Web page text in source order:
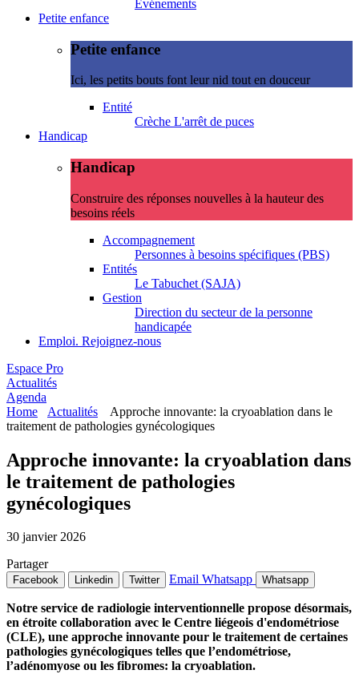
Evénements
Petite enfance
Petite enfance
Ici, les petits bouts font leur nid tout en douceur
Entité
Crèche L'arrêt de puces
Handicap
Handicap
Construire des réponses nouvelles à la hauteur des
besoins réels
Accompagnement
Personnes à besoins spécifiques (PBS)
Entités
Le Tabuchet (SAJA)
Gestion
Direction du secteur de la personne
handicapée
Emploi. Rejoignez-nous
Espace Pro
Actualités
Agenda
Home
Actualités
Approche innovante: la cryoablation dans le
traitement de pathologies gynécologiques
Approche innovante: la cryoablation dans
le traitement de pathologies
gynécologiques
30 janvier 2026
Partager
Facebook Linkedin Twitter Email Whatsapp Whatsapp
Notre service de radiologie interventionnelle propose désormais,
en étroite collaboration avec le Centre liégeois d'endométriose
(CLE), une approche innovante pour le traitement de certaines
pathologies gynécologiques telles que l’endométriose,
l’adénomyose ou les fibromes: la cryoablation.